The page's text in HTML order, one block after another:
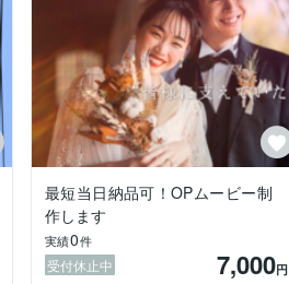
最短当日納品可！OPムービー制
作します
実績0件
受付休止中 7,000円